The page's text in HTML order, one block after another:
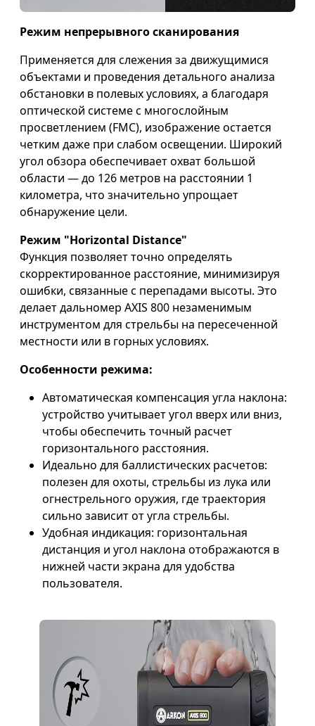
Режим непрерывного сканирования
Применяется для слежения за движущимися
объектами и проведения детального анализа
обстановки в полевых условиях, а благодаря
оптической системе с многослойным
просветлением (FMC), изображение остается
четким даже при слабом освещении. Широкий
угол обзора обеспечивает охват большой
области — до 126 метров на расстоянии 1
километра, что значительно упрощает
обнаружение цели.
Режим "Horizontal Distance"
Функция позволяет точно определять
скорректированное расстояние, минимизируя
ошибки, связанные с перепадами высоты. Это
делает дальномер AXIS 800 незаменимым
инструментом для стрельбы на пересеченной
местности или в горных условиях.
Особенности режима:
Автоматическая компенсация угла наклона:
устройство учитывает угол вверх или вниз,
чтобы обеспечить точный расчет
горизонтального расстояния.
Идеально для баллистических расчетов:
полезен для охоты, стрельбы из лука или
огнестрельного оружия, где траектория
сильно зависит от угла стрельбы.
Удобная индикация: горизонтальная
дистанция и угол наклона отображаются в
нижней части экрана для удобства
пользователя.